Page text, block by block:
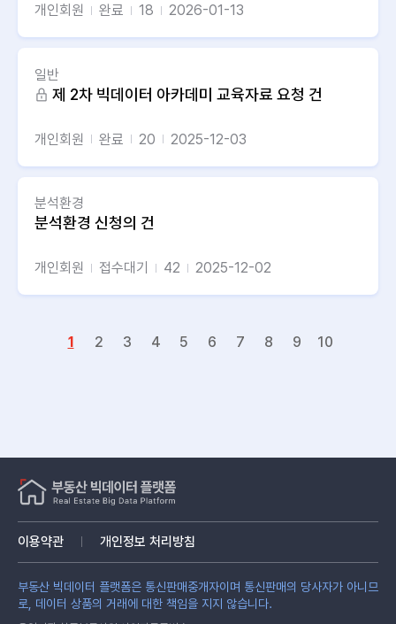
개인회원 완료 18 2026-01-13
일반
제 2차 빅데이터 아카데미 교육자료 요청 건
개인회원 완료 20 2025-12-03
분석환경
분석환경 신청의 건
개인회원 접수대기 42 2025-12-02
1 2 3 4 5 6 7 8 9 10
이용약관 개인정보 처리방침
부동산 빅데이터 플랫폼은 통신판매중개자이며 통신판매의 당사자가 아니므
로, 데이터 상품의 거래에 대한 책임을 지지 않습니다.